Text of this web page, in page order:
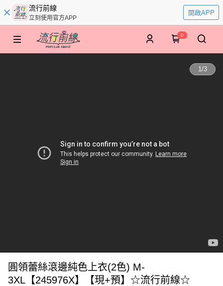
流行前線
立刻使用官方APP
開啟APP
0
1/3
圓領蕾絲滾邊純色上衣(2色) M-
3XL【245976X】【現+預】☆流行前線☆